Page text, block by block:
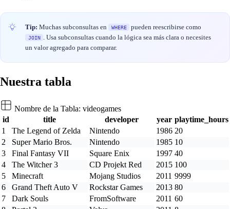
Tip: Muchas subconsultas en WHERE pueden reescribirse como
JOIN
. Usa subconsultas cuando la lógica sea más clara o necesites
un valor agregado para comparar.
Nuestra tabla
Nombre de la Tabla: videogames
id
title developer year playtime_hours
1
The Legend of Zelda Nintendo 1986 20
2
Super Mario Bros. Nintendo 1985 10
3
Final Fantasy VII Square Enix 1997 40
4
The Witcher 3 CD Projekt Red 2015 100
5
Minecraft Mojang Studios 2011 9999
6
Grand Theft Auto V Rockstar Games 2013 80
7
Dark Souls FromSoftware 2011 60